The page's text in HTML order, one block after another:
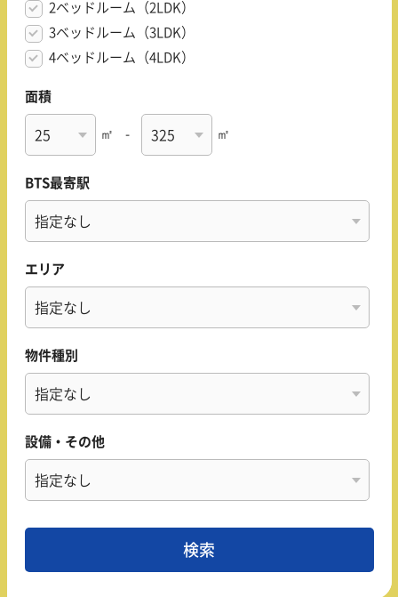
2ベッドルーム（2LDK）
3ベッドルーム（3LDK）
4ベッドルーム（4LDK）
面積
㎡ - ㎡
BTS最寄駅
エリア
物件種別
設備・その他